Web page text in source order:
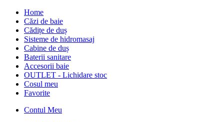
Home
Căzi de baie
Cădițe de duș
Sisteme de hidromasaj
Cabine de duș
Baterii sanitare
Accesorii baie
OUTLET - Lichidare stoc
Cosul meu
Favorite
Contul Meu